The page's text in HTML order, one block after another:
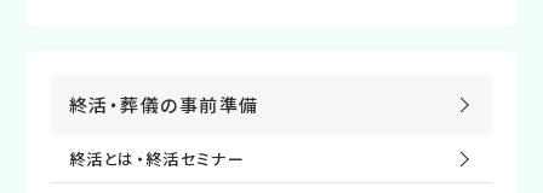
終活・葬儀の事前準備
終活とは・終活セミナー